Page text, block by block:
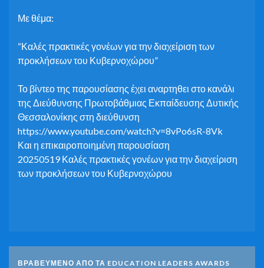
Με θέμα:
“Καλές πρακτικές γονέων για την διαχείριση των
προκλήσεων του Κυβερνοχώρου”
Το βίντεο της παρουσίασης έχει αναρτηθει στο κανάλι
της Διεύθυνσης Πρωτοβάθμιας Εκπαίδευσης Δυτικής
Θεσσαλονίκης στη διεύθυνση
https://www.youtube.com/watch?v=8vPo6sR-8Vk
Και η επικαιροποιημένη παρουσίαση
20250519 Καλές πρακτικές γονέων για την διαχείριση
των προκλήσεων του Κυβερνοχώρου
ΒΡΑΒΕΥΜΕΝΟ ΑΠΟ ΤΑ EDUCATION LEADERS AWARDS